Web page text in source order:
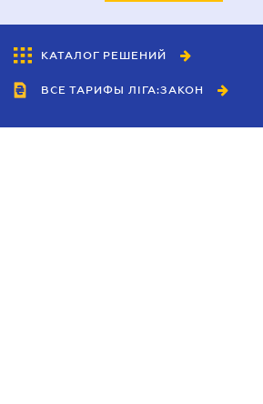
КАТАЛОГ РЕШЕНИЙ
ВСЕ ТАРИФЫ ЛІГА:ЗАКОН